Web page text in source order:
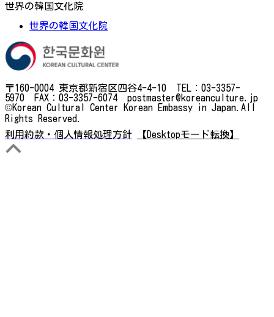
世界の韓国文化院
世界の韓国文化院
〒160-0004 東京都新宿区四谷4-4-10 TEL：03-3357-
5970 FAX：03-3357-6074 postmaster@koreanculture.jp
©Korean Cultural Center Korean Embassy in Japan.All
Rights Reserved.
利用約款・個人情報処理方針
【Desktopモード転換】